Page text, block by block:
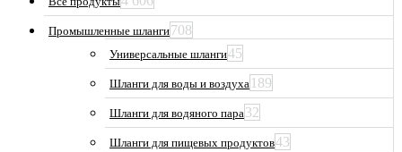
Промышленные шланги708
Универсальные шланги45
Шланги для воды и воздуха 189
Шланги для водяного пара32
Шланги для пищевых продуктов43